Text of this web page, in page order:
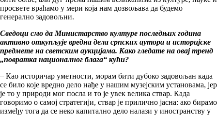
просвете враћамо у мери која нам дозвољава да будемо
генерално задовољни.
Сведоци смо да Министарство културе последњих година
активно откупљује вредна дела српских аутора и историјске
предмете на светским аукцијама. Како гледате на овај тренд
„повратка националног блага“ кући?
– Као историчар уметности, морам бити дубоко задовољан када
се било које вредно дело нађе у нашим музејским установама, јер
је то у природи мог посла и то је увек велика ствар. Када
говоримо о самој стратегији, ствар је прилично јасна: ако бирамо
између тога да се неко капитално дело налази у иностранству у